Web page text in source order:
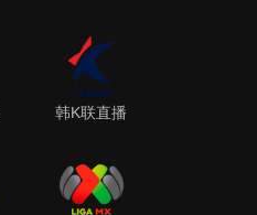
韩K联直播